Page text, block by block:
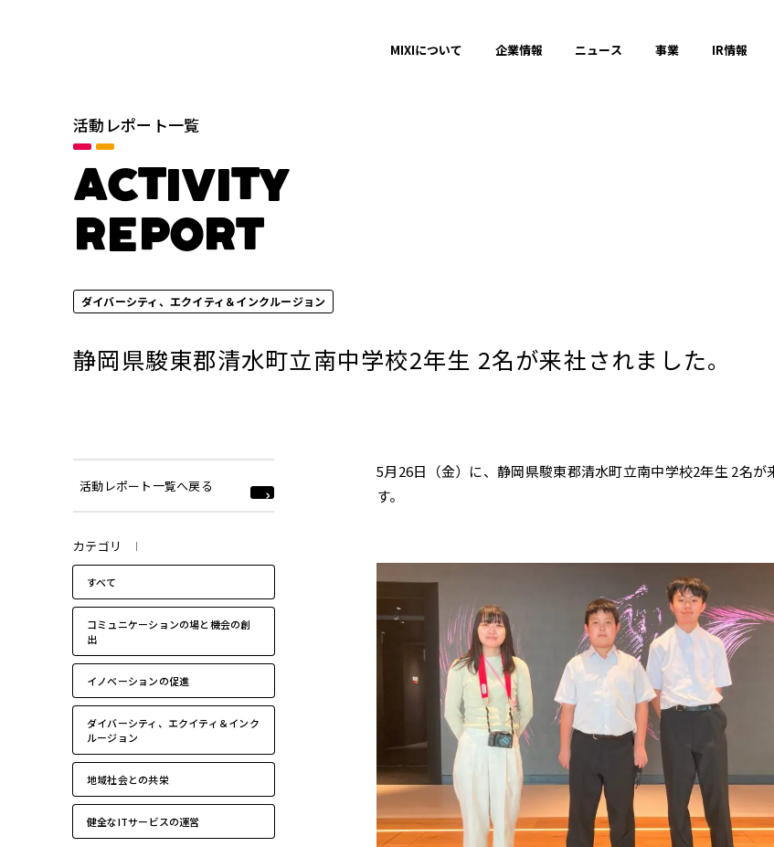
MIXIについて 企業情報 ニュース 事業 IR情報
活動レポート一覧
ACTIVITY
REPORT
ダイバーシティ、エクイティ＆インクルージョン
静岡県駿東郡清水町立南中学校2年生 2名が来社されました。
活動レポート一覧へ戻る
カテゴリ
すべて
コミュニケーションの場と機会の創
出
イノベーションの促進
ダイバーシティ、エクイティ＆インク
ルージョン
地域社会との共栄
健全なITサービスの運営
5月26日（金）に、静岡県駿東郡清水町立南中学校2年生 2名
す。
カテゴリ
イノベーションの促進
地域社会との共栄
2023年